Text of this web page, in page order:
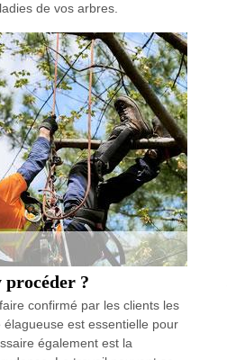
de vos arbres.
procéder ?
confirmé par les clients les
élagueuse est essentielle pour
également est la